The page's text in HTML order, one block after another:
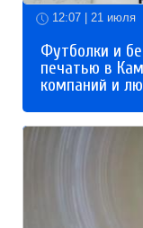
12:07 | 21 июля
Футболки и
печатью в
компаний и